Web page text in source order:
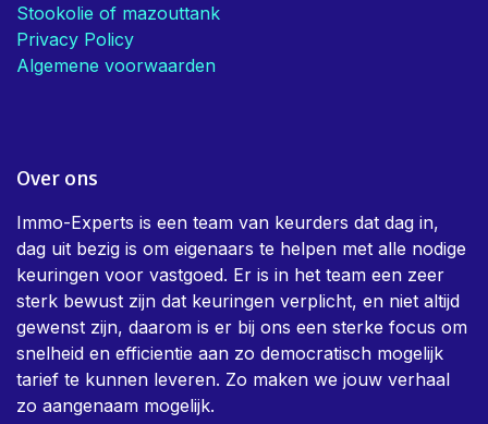
Stookolie of mazouttank
Privacy Policy
Algemene voorwaarden
Over ons
Immo-Experts is een team van keurders dat dag in,
dag uit bezig is om eigenaars te helpen met alle nodige
keuringen voor vastgoed. Er is in het team een zeer
sterk bewust zijn dat keuringen verplicht, en niet altijd
gewenst zijn, daarom is er bij ons een sterke focus om
snelheid en efficientie aan zo democratisch mogelijk
tarief te kunnen leveren. Zo maken we jouw verhaal
zo aangenaam mogelijk.